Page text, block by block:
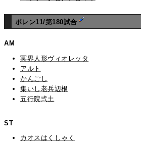
ポレン11/第180試合
AM
冥界人形ヴィオレッタ
アルト
かんごし
集いし老兵辺根
五行院弍土
ST
カオスはくしゃく